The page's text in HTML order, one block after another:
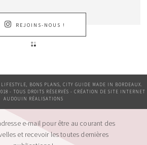
REJOINS-NOUS !
BONS PLANS, CITY GUIDE MADE IN BORDEAUX.
- TOUS DROITS RÉSERVÉS - CRÉATION DE SITE INTERNET
AUDOUIN RÉALISATIONS
e-mail pour être au courant des
et recevoir les toutes dernières